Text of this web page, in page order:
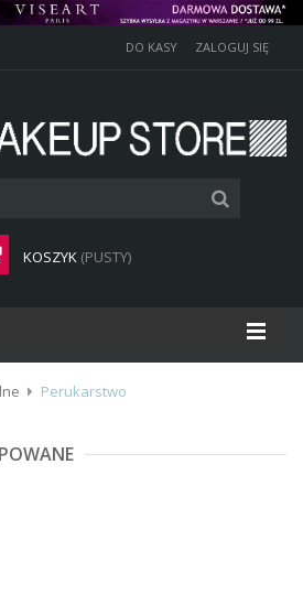
DO KASY ZALOGUJ SIĘ
KOSZYK (PUSTY)
Perukarstwo